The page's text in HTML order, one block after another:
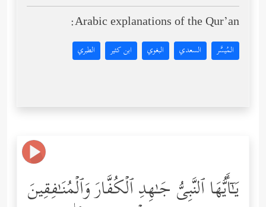
Arabic explanations of the Qur’an:
المُيسَّر السعدي البغوي ابن كثير الطبري
یَـٰۤأَیُّهَا ٱلنَّبِیُّ جَـٰهِدِ ٱلۡكُفَّارَ وَٱلۡمُنَـٰفِقِینَ